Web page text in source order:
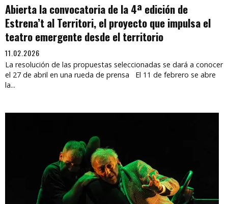
Abierta la convocatoria de la 4ª edición de
Estrena’t al Territori, el proyecto que impulsa el
teatro emergente desde el territorio
11.02.2026
La resolución de las propuestas seleccionadas se dará a conocer
el 27 de abril en una rueda de prensa El 11 de febrero se abre
la...